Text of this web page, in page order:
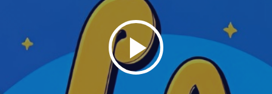
play_arrow